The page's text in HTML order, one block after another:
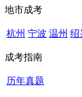
地市成考
杭州 宁波 温州 绍
成考指南
历年真题